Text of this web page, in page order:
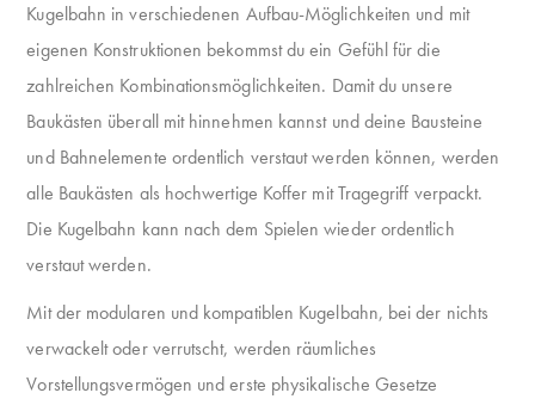
Kugelbahn in verschiedenen Aufbau-Möglichkeiten und mit
eigenen Konstruktionen bekommst du ein Gefühl für die
zahlreichen Kombinationsmöglichkeiten. Damit du unsere
Baukästen überall mit hinnehmen kannst und deine Bausteine
und Bahnelemente ordentlich verstaut werden können, werden
alle Baukästen als hochwertige Koffer mit Tragegriff verpackt.
Die Kugelbahn kann nach dem Spielen wieder ordentlich
verstaut werden.
Mit der modularen und kompatiblen Kugelbahn, bei der nichts
verwackelt oder verrutscht, werden räumliches
Vorstellungsvermögen und erste physikalische Gesetze